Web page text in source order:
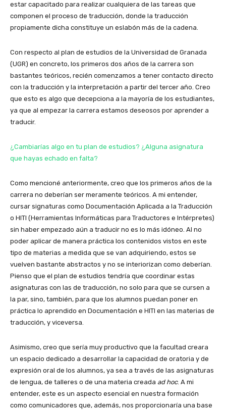
estar capacitado para realizar cualquiera de las tareas que
componen el proceso de traducción, donde la traducción
propiamente dicha constituye un eslabón más de la cadena.
Con respecto al plan de estudios de la Universidad de Granada
(UGR) en concreto, los primeros dos años de la carrera son
bastantes teóricos, recién comenzamos a tener contacto directo
con la traducción y la interpretación a partir del tercer año. Creo
que esto es algo que decepciona a la mayoría de los estudiantes,
ya que al empezar la carrera estamos deseosos por aprender a
traducir.
¿Cambiarías algo en tu plan de estudios? ¿Alguna asignatura
que hayas echado en falta?
Como mencioné anteriormente, creo que los primeros años de la
carrera no deberían ser meramente teóricos. A mi entender,
cursar signaturas como Documentación Aplicada a la Traducción
o HITI (Herramientas Informáticas para Traductores e Intérpretes)
sin haber empezado aún a traducir no es lo más idóneo. Al no
poder aplicar de manera práctica los contenidos vistos en este
tipo de materias a medida que se van adquiriendo, estos se
vuelven bastante abstractos y no se interiorizan como deberían.
Pienso que el plan de estudios tendría que coordinar estas
asignaturas con las de traducción, no solo para que se cursen a
la par, sino, también, para que los alumnos puedan poner en
práctica lo aprendido en Documentación e HITI en las materias de
traducción, y viceversa.
Asimismo, creo que sería muy productivo que la facultad creara
un espacio dedicado a desarrollar la capacidad de oratoria y de
expresión oral de los alumnos, ya sea a través de las asignaturas
de lengua, de talleres o de una materia creada ad hoc. A mi
entender, este es un aspecto esencial en nuestra formación
como comunicadores que, además, nos proporcionaría una base